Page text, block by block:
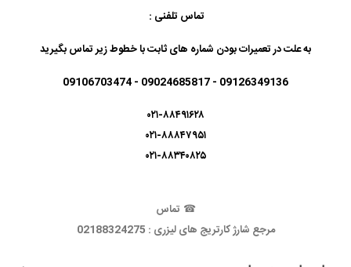
تماس تلفنی :
به علت در تعمیرات بودن شماره های ثابت با خطوط زیر تماس بگیرید
09126349136 - 09024685817 - 09106703474
۰۲۱-۸۸۴۹۱۶۲۸
۰۲۱-۸۸۸۴۷۹۵۱
۰۲۱-۸۸۳۴۰۸۲۵
☎ تماس
مرجع شارژ کارتریج های لیزری : 02188324275